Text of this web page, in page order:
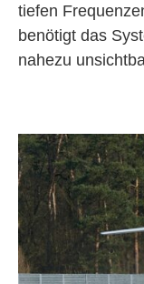
tiefen
benötigt das
nahezu